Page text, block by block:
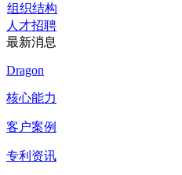
组织结构
人才招聘
最新消息
Dragon
核心能力
客户案例
专利资讯